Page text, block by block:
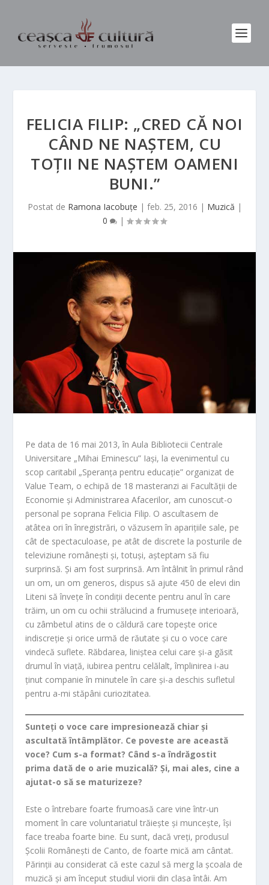
FELICIA FILIP: „CRED CĂ NOI
CÂND NE NAŞTEM, CU
TOŢII NE NAŞTEM OAMENI
BUNI.”
Postat de Ramona Iacobuțe | feb. 25, 2016 | Muzică |
0
|
Pe data de 16 mai 2013, în Aula Bibliotecii Centrale
Universitare „Mihai Eminescu” Iași, la evenimentul cu
scop caritabil „Speranța pentru educație” organizat de
Value Team, o echipă de 18 masteranzi ai Facultății de
Economie și Administrarea Afacerilor, am cunoscut-o
personal pe soprana Felicia Filip. O ascultasem de
atâtea ori în înregistrări, o văzusem în aparițiile sale, pe
cât de spectaculoase, pe atât de discrete la posturile de
televiziune românești și, totuși, așteptam să fiu
surprinsă. Și am fost surprinsă. Am întâlnit în primul rând
un om, un om generos, dispus să ajute 450 de elevi din
Liteni să învețe în condiții decente pentru anul în care
trăim, un om cu ochii strălucind a frumusețe interioară,
cu zâmbetul atins de o căldură care topește orice
indiscreție și orice urmă de răutate și cu o voce care
vindecă suflete. Răbdarea, liniștea celui care și-a găsit
drumul în viață, iubirea pentru celălalt, împlinirea i-au
ținut companie în minutele în care și-a deschis sufletul
pentru a-mi stăpâni curiozitatea.
Sunteți o voce care impresionează chiar și
ascultată întâmplător. Ce poveste are această
voce? Cum s-a format? Când s-a îndrăgostit
prima dată de o arie muzicală? Și, mai ales, cine a
ajutat-o să se maturizeze?
Este o întrebare foarte frumoasă care vine într-un
moment în care voluntariatul trăiește și muncește, își
face treaba foarte bine. Eu sunt, dacă vreți, produsul
Școlii Românești de Canto, de foarte mică am cântat.
Părinții au considerat că este cazul să merg la școala de
muzică și am început studiul viorii din clasa întâi. Am